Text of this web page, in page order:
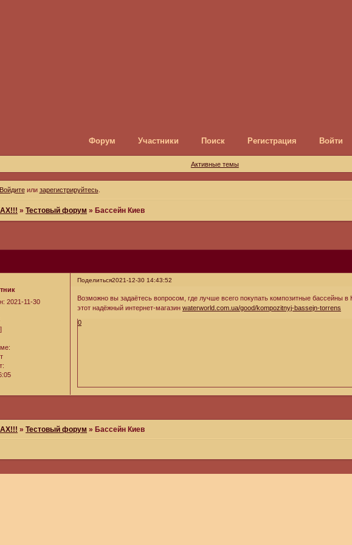
Форум Участники Поиск Регистрация Войти
Активные темы
Войдитеили зарегистрируйтесь.
»Тестовый форум » Бассейн Киев
Поделиться2021-12-30 14:43:52
: 2021-11-30
Возможно вы задаётесь вопросом, где лучше всего покупать композитные бассейны в
этот надёжный интернет-магазинwaterworld.com.ua/good/kompozitnyj-bassejn-torrens
0
»Тестовый форум » Бассейн Киев